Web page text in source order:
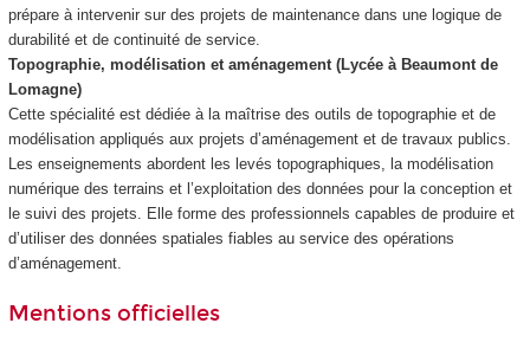
prépare à intervenir sur des projets de maintenance dans une logique de
durabilité et de continuité de service.
Topographie, modélisation et aménagement (Lycée à Beaumont de
Lomagne)
Cette spécialité est dédiée à la maîtrise des outils de topographie et de
modélisation appliqués aux projets d’aménagement et de travaux publics.
Les enseignements abordent les levés topographiques, la modélisation
numérique des terrains et l’exploitation des données pour la conception et
le suivi des projets. Elle forme des professionnels capables de produire et
d’utiliser des données spatiales fiables au service des opérations
d’aménagement.
Mentions officielles